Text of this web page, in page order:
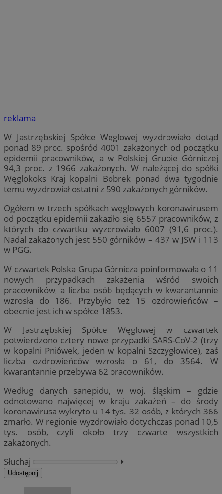
reklama
W Jastrzębskiej Spółce Węglowej wyzdrowiało dotąd
ponad 89 proc. spośród 4001 zakażonych od początku
epidemii pracowników, a w Polskiej Grupie Górniczej
94,3 proc. z 1966 zakażonych. W należącej do spółki
Węglokoks Kraj kopalni Bobrek ponad dwa tygodnie
temu wyzdrowiał ostatni z 590 zakażonych górników.
Ogółem w trzech spółkach węglowych koronawirusem
od początku epidemii zakaziło się 6557 pracowników, z
których do czwartku wyzdrowiało 6007 (91,6 proc.).
Nadal zakażonych jest 550 górników – 437 w JSW i 113
w PGG.
W czwartek Polska Grupa Górnicza poinformowała o 11
nowych przypadkach zakażenia wśród swoich
pracowników, a liczba osób będących w kwarantannie
wzrosła do 186. Przybyło też 15 ozdrowieńców –
obecnie jest ich w spółce 1853.
W Jastrzębskiej Spółce Węglowej w czwartek
potwierdzono cztery nowe przypadki SARS-CoV-2 (trzy
w kopalni Pniówek, jeden w kopalni Szczygłowice), zaś
liczba ozdrowieńców wzrosła o 61, do 3564. W
kwarantannie przebywa 62 pracowników.
Według danych sanepidu, w woj. śląskim – gdzie
odnotowano najwięcej w kraju zakażeń – do środy
koronawirusa wykryto u 14 tys. 32 osób, z których 366
zmarło. W regionie wyzdrowiało dotychczas ponad 10,5
tys. osób, czyli około trzy czwarte wszystkich
zakażonych.
Słuchaj
⏵︎
Udostępnij